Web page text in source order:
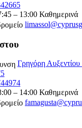
– 13:00 Καθημερινά
limassol@
Γρηγόρη
– 14:00 Καθημερινά
famagusta@